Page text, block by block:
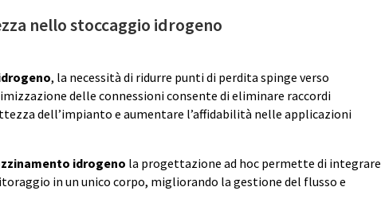
nello stoccaggio idrogeno
, la necessità di ridurre punti di perdita spinge verso
delle connessioni consente di eliminare raccordi
dell’impianto e aumentare l’affidabilità nelle applicazioni
idrogeno la progettazione ad hoc permette di integrare
in un unico corpo, migliorando la gestione del flusso e